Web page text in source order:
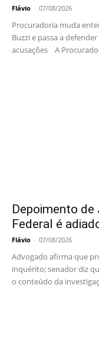
Flávio - 07/08/2026
Procuradoria muda
Buzzi e passa a
acusações A
Depoimento
Federal é
Flávio - 07/08/2026
Advogado afirma que
inquérito; senador diz
o conteúdo da